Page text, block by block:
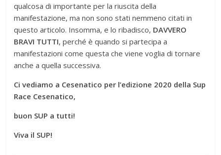
qualcosa di importante per la riuscita della
manifestazione, ma non sono stati nemmeno citati in
questo articolo. Insomma, e lo ribadisco, DAVVERO
BRAVI TUTTI, perché è quando si partecipa a
manifestazioni come questa che viene voglia di tornare
anche a quella successiva.
Ci vediamo a Cesenatico per l’edizione 2020 della Sup
Race Cesenatico,
buon SUP a tutti!
Viva il SUP!